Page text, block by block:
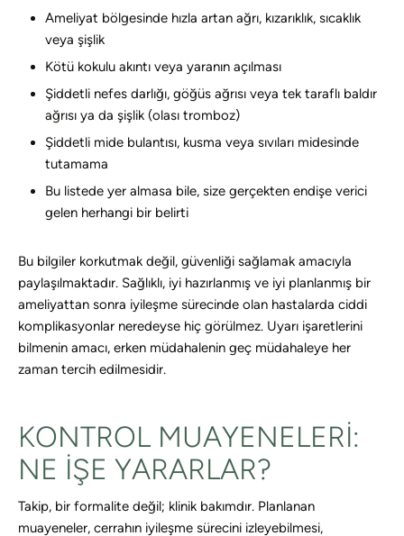
Ameliyat bölgesinde hızla artan ağrı, kızarıklık, sıcaklık
veya şişlik
Kötü kokulu akıntı veya yaranın açılması
Şiddetli nefes darlığı, göğüs ağrısı veya tek taraflı baldır
ağrısı ya da şişlik (olası tromboz)
Şiddetli mide bulantısı, kusma veya sıvıları midesinde
tutamama
Bu listede yer almasa bile, size gerçekten endişe verici
gelen herhangi bir belirti
Bu bilgiler korkutmak değil, güvenliği sağlamak amacıyla
paylaşılmaktadır. Sağlıklı, iyi hazırlanmış ve iyi planlanmış bir
ameliyattan sonra iyileşme sürecinde olan hastalarda ciddi
komplikasyonlar neredeyse hiç görülmez. Uyarı işaretlerini
bilmenin amacı, erken müdahalenin geç müdahaleye her
zaman tercih edilmesidir.
KONTROL MUAYENELERI:
NE IŞE YARARLAR?
Takip, bir formalite değil; klinik bakımdır. Planlanan
muayeneler, cerrahın iyileşme sürecini izleyebilmesi,